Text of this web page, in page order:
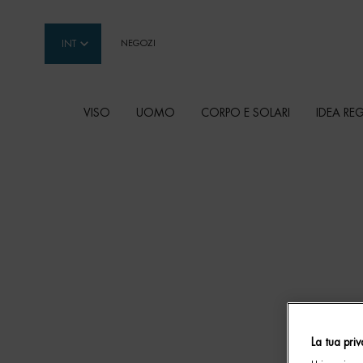
INT NEGOZI
VISO UOMO CORPO E SOLARI IDEA
La tua